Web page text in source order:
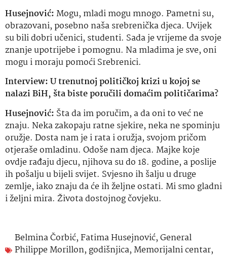
Husejnović:Mogu, mladi mogu mnogo. Pametni su,
obrazovani, posebno naša srebrenička djeca. Uvijek
su bili dobri učenici, studenti. Sada je vrijeme da svoje
znanje upotrijebe i pomognu. Na mladima je sve, oni
mogu i moraju pomoći Srebrenici.
Interview: U trenutnoj političkoj krizi u kojoj se
nalazi BiH, šta biste poručili domaćim političarima?
Husejnović: Šta da im poručim, a da oni to već ne
znaju. Neka zakopaju ratne sjekire, neka ne spominju
oružje. Dosta nam je i rata i oružja, svojom pričom
otjeraše omladinu. Odoše nam djeca. Majke koje
ovdje rađaju djecu, njihova su do 18. godine, a poslije
ih pošalju u bijeli svijet. Svjesno ih šalju u druge
zemlje, iako znaju da će ih željne ostati. Mi smo gladni
i željni mira. Života dostojnog čovjeku.
Belmina Čorbić,Fatima Husejnović,General
Philippe Morillon, godišnjica,Memorijalni centar,